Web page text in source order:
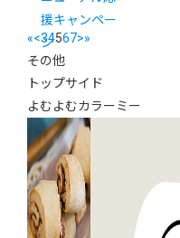
援キャンペー
ン
«<34567>»
その他
トップサイド
よむよむカラーミー